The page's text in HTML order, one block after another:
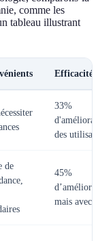
comme les
tableau illustrant
Efficacité
33%
des
de
45%
mais avec